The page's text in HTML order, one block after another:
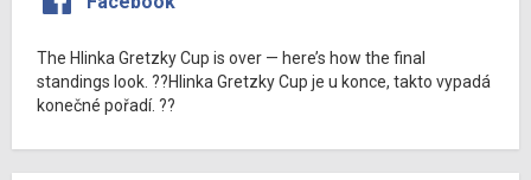
The Hlinka Gretzky Cup is over — here’s how the final
standings look. ??Hlinka Gretzky Cup je u konce, takto vypadá
konečné pořadí. ??